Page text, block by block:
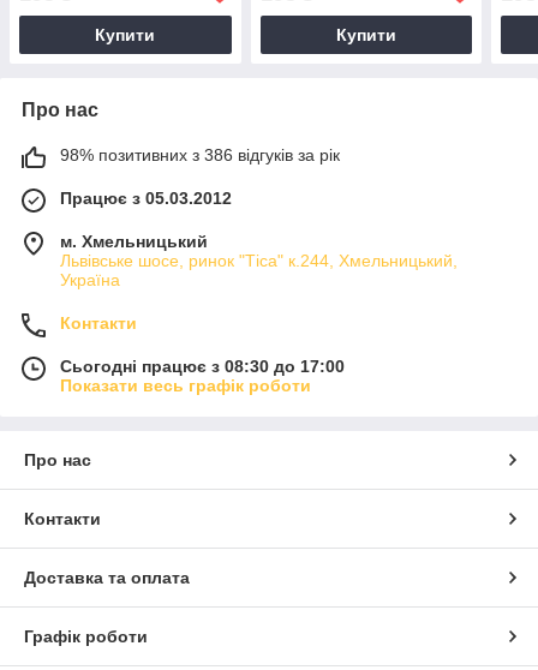
Купити Купити
Про нас
98% позитивних з 386 відгуків за рік
Працює з 05.03.2012
м. Хмельницький
Львівське шосе, ринок "Тіса" к.244, Хмельницький,
Україна
Контакти
Сьогодні працює з 08:30 до 17:00
Показати весь графік роботи
Про нас
Контакти
Доставка та оплата
Графік роботи